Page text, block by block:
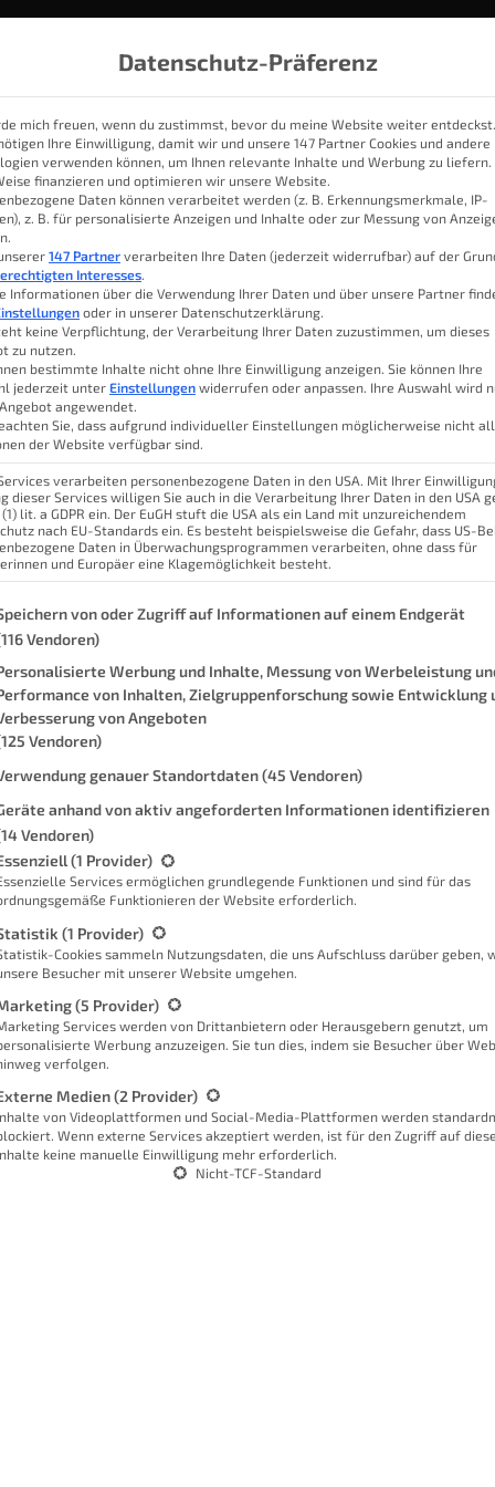
IOBROKER THEMEN KATEGORIEN SMART HOME
Smart Home System
Smart Home Produkte zur
hängt – wie ich immer so schön
von den jeweiligen Kenntnissen, die
uns hier das Leben etwas leichter.
Gadgets auch eine starke Smart
vernetzt.
Smart Home Systems von
vorliegen, die ich persönlich
das Gateway
dritte Produkt ist ein smartes
uns in diesem Artikel ein wenig
des Systems näher beleuchten
ist dafür viel zu groß. Doch wer
schnell und unkompliziert einen
bekommen.
mit über 800 Mitarbeitern, das
Produkten ausgestattet hat. Dabei
hergestellt. Somit agiert das
Smart Home Markt und bringt
wie dich und mich in den
sind die Artikel rund um
Wunder, denn Homepilot kommt aus
2023 Delta Dore Rademacher
beim Hersteller. Doch dazu
Datenschutz-Präferenz
mich freuen, wenn du zustimmst, bevor du meine Website weiter entdeckst.
Ihre Einwilligung, damit wir und unsere 147 Partner Cookies und andere
verwenden können, um Ihnen relevante Inhalte und Werbung zu liefern.
finanzieren und optimieren wir unsere Website.
Daten können verarbeitet werden (z. B. Erkennungsmerkmale, IP-
z. B. für personalisierte Anzeigen und Inhalte oder zur Messung von
147 Partner verarbeiten Ihre Daten (jederzeit widerrufbar) auf der
Interesses.
Informationen über die Verwendung Ihrer Daten und über unsere Partner
oder in unserer Datenschutzerklärung.
keine Verpflichtung, der Verarbeitung Ihrer Daten zuzustimmen, um dieses
zu nutzen.
bestimmte Inhalte nicht ohne Ihre Einwilligung anzeigen. Sie können Ihre
jederzeit unter Einstellungen widerrufen oder anpassen. Ihre Auswahl wird
angewendet.
Sie, dass aufgrund individueller Einstellungen möglicherweise nicht
der Website verfügbar sind.
verarbeiten personenbezogene Daten in den USA. Mit Ihrer
dieser Services willigen Sie auch in die Verarbeitung Ihrer Daten in den USA
lit. a GDPR ein. Der EuGH stuft die USA als ein Land mit unzureichendem
nach EU-Standards ein. Es besteht beispielsweise die Gefahr, dass US-
Daten in Überwachungsprogrammen verarbeiten, ohne dass für
und Europäer eine Klagemöglichkeit besteht.
finden Sie eine Liste der Zwecke des IAB Transparency and
von oder Zugriff auf Informationen auf einem Endgerät
Vendoren)
Werbung und Inhalte, Messung von Werbeleistung
von Inhalten, Zielgruppenforschung sowie Entwicklung
von Angeboten
Vendoren)
genauer Standortdaten(45 Vendoren)
anhand von aktiv angeforderten Informationen identifizieren
Vendoren)
eine Liste der Service-Gruppen, für die eine Einwilligung erteilt
(1 Provider)
Services ermöglichen grundlegende Funktionen und sind für das
Funktionieren der Website erforderlich.
(1 Provider)
Cookies sammeln Nutzungsdaten, die uns Aufschluss darüber geben,
Besucher mit unserer Website umgehen.
(5 Provider)
Services werden von Drittanbietern oder Herausgebern genutzt, um
Werbung anzuzeigen. Sie tun dies, indem sie Besucher über
verfolgen.
Medien(2 Provider)
von Videoplattformen und Social-Media-Plattformen werden
Wenn externe Services akzeptiert werden, ist für den Zugriff auf diese
keine manuelle Einwilligung mehr erforderlich.
Nicht-TCF-Standard